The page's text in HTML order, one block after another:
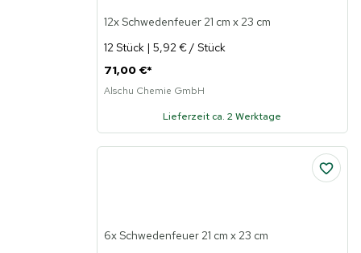
12x Schwedenfeuer 21 cm x 23 cm
12 Stück | 5,92 € / Stück
71,00 €*
Alschu Chemie GmbH
Lieferzeit ca. 2 Werktage
6x Schwedenfeuer 21 cm x 23 cm